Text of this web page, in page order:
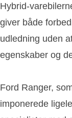
Hybrid-
giver både
udledning uden
egenskaber og
Ford Ranger,
imponerede